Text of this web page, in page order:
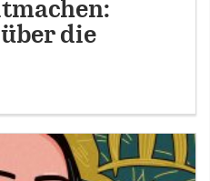
die